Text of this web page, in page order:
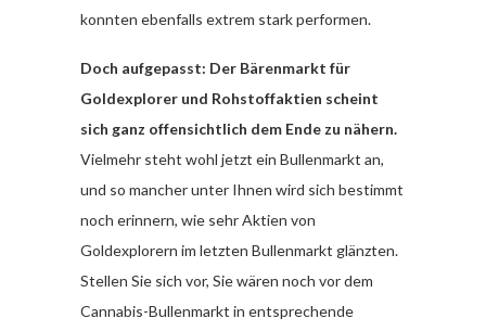
konnten ebenfalls extrem stark performen.
Doch aufgepasst: Der Bärenmarkt für
Goldexplorer und Rohstoffaktien scheint
sich ganz offensichtlich dem Ende zu nähern.
Vielmehr steht wohl jetzt ein Bullenmarkt an,
und so mancher unter Ihnen wird sich bestimmt
noch erinnern, wie sehr Aktien von
Goldexplorern im letzten Bullenmarkt glänzten.
Stellen Sie sich vor, Sie wären noch vor dem
Cannabis-Bullenmarkt in entsprechende